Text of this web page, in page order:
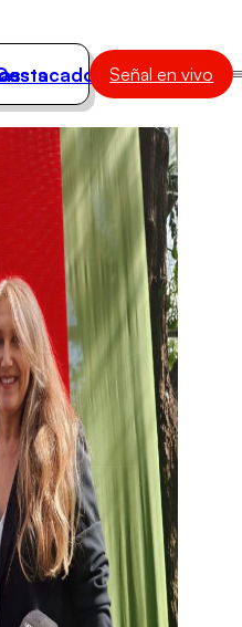
Señal en vivo